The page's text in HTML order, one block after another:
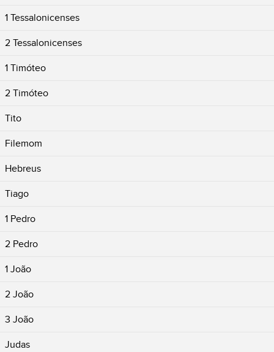
1 Tessalonicenses
2 Tessalonicenses
1 Timóteo
2 Timóteo
Tito
Filemom
Hebreus
Tiago
1 Pedro
2 Pedro
1 João
2 João
3 João
Judas